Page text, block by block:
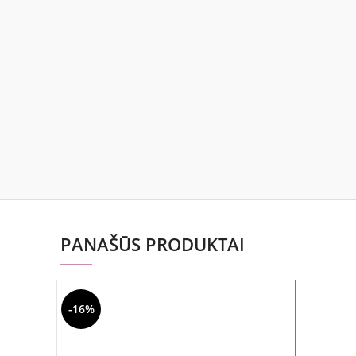
PANAŠŪS PRODUKTAI
-16%